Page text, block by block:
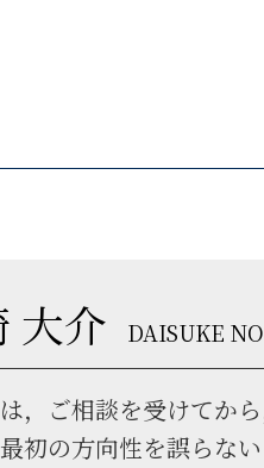
大介 DAISUKE
，ご相談を受けてから
初の方向性を誤らない